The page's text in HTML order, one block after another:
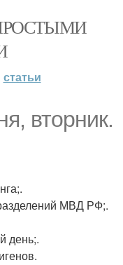
статьи
вторник.
МВД РФ;.
день;.